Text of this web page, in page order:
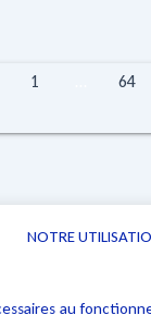
1 64
NOTRE
au